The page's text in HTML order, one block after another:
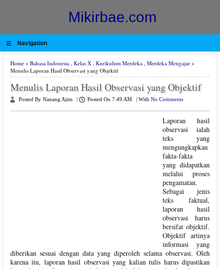
Mikirbae.com
≡ Navigation
Home » Bahasa Indonesia , Kelas X , Kurikulum Merdeka , Merdeka Mengajar »
Menulis Laporan Hasil Observasi yang Objektif
Menulis Laporan Hasil Observasi yang Objektif
Posted By Nanang Ajim Posted On 7:49 AM With No Comments
Laporan hasil
observasi ialah
teks yang
mengungkapkan
fakta-fakta
yang didapatkan
melalui proses
pengamatan.
Sebagai jenis
teks faktual,
laporan hasil
observasi harus
bersifat objektif.
Objektif artinya
informasi yang
diberikan sesuai dengan data yang diperoleh selama observasi. Oleh
karena itu, laporan hasil observasi yang kalian tulis harus dipastikan